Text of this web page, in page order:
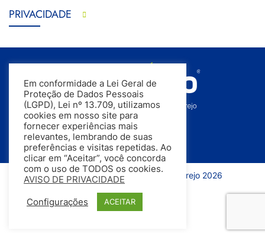
PRIVACIDADE
Todos os direitos reservados | InfoVarejo 2026
Em conformidade a Lei Geral de
Proteção de Dados Pessoais
(LGPD), Lei nº 13.709, utilizamos
cookies em nosso site para
fornecer experiências mais
relevantes, lembrando de suas
preferências e visitas repetidas. Ao
clicar em “Aceitar”, você concorda
com o uso de TODOS os cookies.
AVISO DE PRIVACIDADE
Configurações ACEITAR